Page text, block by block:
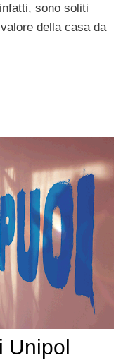
sono soliti
della casa da
Unipol